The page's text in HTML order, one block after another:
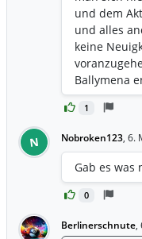
1
und dem
und alles
keine
Ballymena
N Nobroken123, 6.
0
Gab es was
Berlinerschnute,